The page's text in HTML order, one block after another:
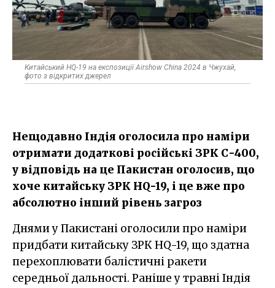
Китайський HQ-19 на експозиції Airshow China 2024 в Чжухай,
фото з відкритих джерел
Нещодавно Індія оголосила про наміри
отримати додаткові російські ЗРК С-400,
у відповідь на це Пакистан оголосив, що
хоче китайську ЗРК HQ-19, і це вже про
абсолютно інший рівень загроз
Днями у Пакистані оголосили про наміри
придбати китайську ЗРК HQ-19, що здатна
перехоплювати балістичні ракети
середньої дальності. Раніше у травні Індія